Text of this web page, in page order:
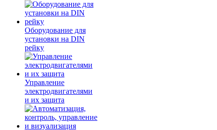
Оборудование для
установки на DIN
рейку
Управление
электродвигателями
и их защита